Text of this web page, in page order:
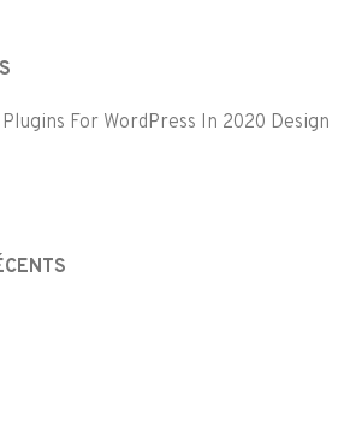
For WordPress In 2020 Design